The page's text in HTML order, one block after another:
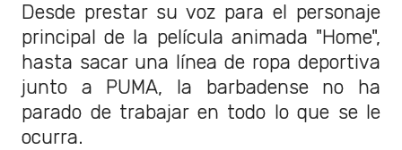
Desde prestar su voz para el personaje
principal de la película animada "Home",
hasta sacar una línea de ropa deportiva
junto a PUMA, la barbadense no ha
parado de trabajar en todo lo que se le
ocurra.